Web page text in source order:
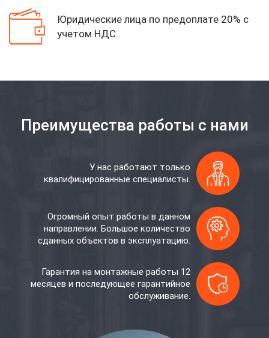
Юридические лица по предоплате 20% с
учетом НДС.
Преимущества работы с нами
У нас работают только
квалифицированные специалисты.
Огромный опыт работы в данном
направлении. Большое количество
сданных объектов в эксплуатацию.
Гарантия на монтажные работы 12
месяцев и последующее гарантийное
обслуживание.